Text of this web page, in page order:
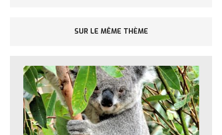
SUR LE MÊME THÈME